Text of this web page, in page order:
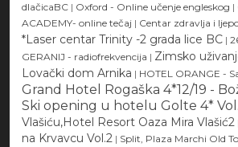
dlačicaBC | Oxford - Online učenje engleskog |
ACADEMY- online tečaj | Centar zdravlja i
*Laser centar Trinity -2 grada lice BC |
GERANIJ - radiofrekvencija | Zimsko
Lovački dom Arnika | HOTEL ORANGE -
Grand Hotel Rogaška 4*12/19 -
Ski opening u hotelu Golte 4*
Vlašiću,Hotel Resort Oaza Mira Vlašić2
na Krvavcu Vol.2 | Split, Plaza Marchi Old